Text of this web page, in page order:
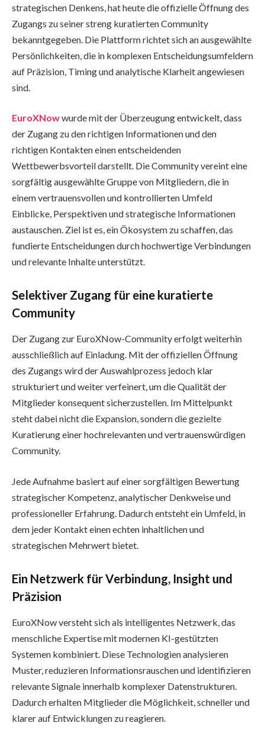
strategischen Denkens, hat heute die offizielle Öffnung des
Zugangs zu seiner streng kuratierten Community
bekanntgegeben. Die Plattform richtet sich an ausgewählte
Persönlichkeiten, die in komplexen Entscheidungsumfeldern
auf Präzision, Timing und analytische Klarheit angewiesen
sind.
EuroXNowwurde mit der Überzeugung entwickelt, dass
der Zugang zu den richtigen Informationen und den
richtigen Kontakten einen entscheidenden
Wettbewerbsvorteil darstellt. Die Community vereint eine
sorgfältig ausgewählte Gruppe von Mitgliedern, die in
einem vertrauensvollen und kontrollierten Umfeld
Einblicke, Perspektiven und strategische Informationen
austauschen. Ziel ist es, ein Ökosystem zu schaffen, das
fundierte Entscheidungen durch hochwertige Verbindungen
und relevante Inhalte unterstützt.
Selektiver Zugang für eine kuratierte
Community
Der Zugang zur EuroXNow-Community erfolgt weiterhin
ausschließlich auf Einladung. Mit der offiziellen Öffnung
des Zugangs wird der Auswahlprozess jedoch klar
strukturiert und weiter verfeinert, um die Qualität der
Mitglieder konsequent sicherzustellen. Im Mittelpunkt
steht dabei nicht die Expansion, sondern die gezielte
Kuratierung einer hochrelevanten und vertrauenswürdigen
Community.
Jede Aufnahme basiert auf einer sorgfältigen Bewertung
strategischer Kompetenz, analytischer Denkweise und
professioneller Erfahrung. Dadurch entsteht ein Umfeld, in
dem jeder Kontakt einen echten inhaltlichen und
strategischen Mehrwert bietet.
Ein Netzwerk für Verbindung, Insight und
Präzision
EuroXNow versteht sich als intelligentes Netzwerk, das
menschliche Expertise mit modernen KI-gestützten
Systemen kombiniert. Diese Technologien analysieren
Muster, reduzieren Informationsrauschen und identifizieren
relevante Signale innerhalb komplexer Datenstrukturen.
Dadurch erhalten Mitglieder die Möglichkeit, schneller und
klarer auf Entwicklungen zu reagieren.